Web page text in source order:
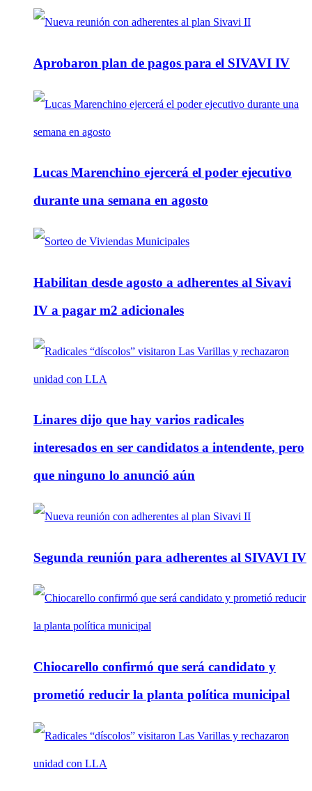
Aprobaron plan de pagos para el SIVAVI IV
Lucas Marenchino ejercerá el poder ejecutivo
durante una semana en agosto
Habilitan desde agosto a adherentes al Sivavi
IV a pagar m2 adicionales
Linares dijo que hay varios radicales
interesados en ser candidatos a intendente, pero
que ninguno lo anunció aún
Segunda reunión para adherentes al SIVAVI IV
Chiocarello confirmó que será candidato y
prometió reducir la planta política municipal